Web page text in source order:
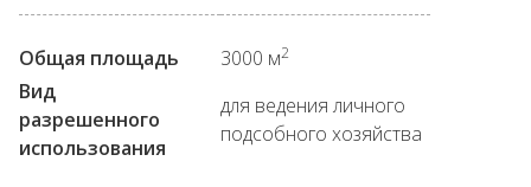
Общая площадь 3000 м2
Вид
разрешенного
использования
для ведения личного
подсобного хозяйства